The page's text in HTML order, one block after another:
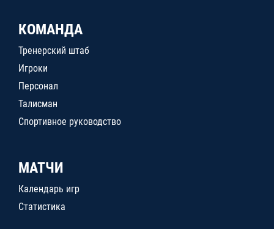
КОМАНДА
Тренерский штаб
Игроки
Персонал
Талисман
Спортивное руководство
МАТЧИ
Календарь игр
Статистика